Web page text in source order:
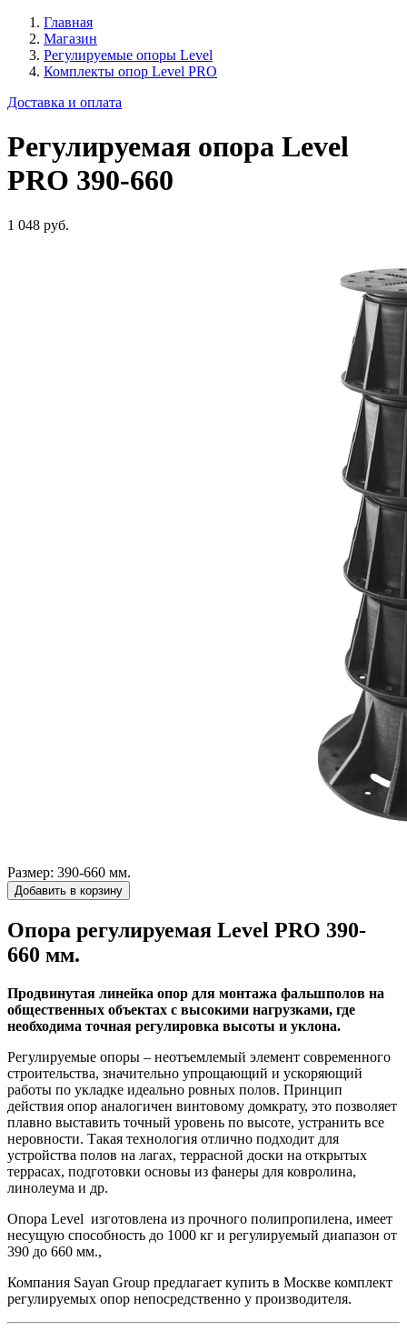
Главная
Магазин
Регулируемые опоры Level
Комплекты опор Level PRO
Доставка и оплата
Регулируемая опора Level
PRO 390-660
1 048 руб.
Размер: 390-660 мм.
Добавить в корзину
Опора регулируемая Level PRO 390-
660 мм.
Продвинутая линейка опор для монтажа фальшполов на
общественных объектах с высокими нагрузками, где
необходима точная регулировка высоты и уклона.
Регулируемые опоры – неотъемлемый элемент современного
строительства, значительно упрощающий и ускоряющий
работы по укладке идеально ровных полов. Принцип
действия опор аналогичен винтовому домкрату, это позволяет
плавно выставить точный уровень по высоте, устранить все
неровности. Такая технология отлично подходит для
устройства полов на лагах, террасной доски на открытых
террасах, подготовки основы из фанеры для ковролина,
линолеума и др.
Опора Level изготовлена из прочного полипропилена, имеет
несущую способность до 1000 кг и регулируемый диапазон от
390 до 660 мм.,
Компания Sayan Group предлагает купить в Москве комплект
регулируемых опор непосредственно у производителя.